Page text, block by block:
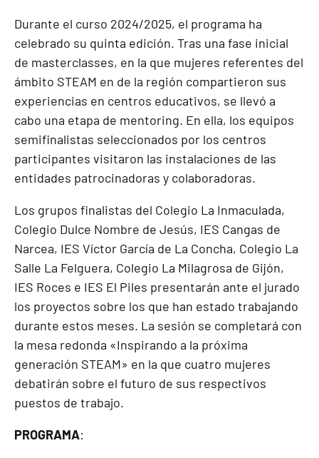
Durante el curso 2024/2025, el programa ha
celebrado su quinta edición. Tras una fase inicial
de masterclasses, en la que mujeres referentes del
ámbito STEAM en de la región compartieron sus
experiencias en centros educativos, se llevó a
cabo una etapa de mentoring. En ella, los equipos
semifinalistas seleccionados por los centros
participantes visitaron las instalaciones de las
entidades patrocinadoras y colaboradoras.
Los grupos finalistas del Colegio La Inmaculada,
Colegio Dulce Nombre de Jesús, IES Cangas de
Narcea, IES Víctor García de La Concha, Colegio La
Salle La Felguera, Colegio La Milagrosa de Gijón,
IES Roces e IES El Piles presentarán ante el jurado
los proyectos sobre los que han estado trabajando
durante estos meses. La sesión se completará con
la mesa redonda «Inspirando a la próxima
generación STEAM» en la que cuatro mujeres
debatirán sobre el futuro de sus respectivos
puestos de trabajo.
PROGRAMA: